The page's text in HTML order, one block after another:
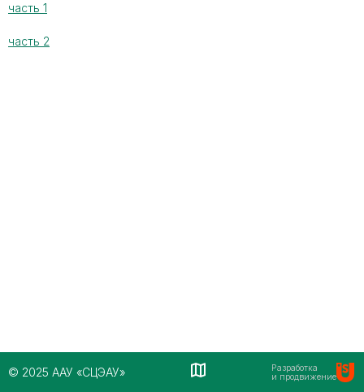
часть 1
часть 2
© 2025 ААУ «СЦЭАУ»
Разработка
и продвижение